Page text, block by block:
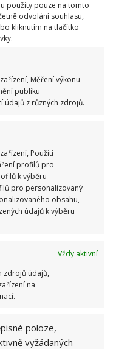
použity pouze na tomto
odvolání souhlasu,
kliknutím na tlačítko
Měření výkonu
publiku
z různých zdrojů.
Použití
profilů pro
k výběru
pro personalizovaný
obsahu,
údajů k výběru
Vždy aktivní
zdrojů údajů,
na
poloze,
vyžádaných
nože tvoří, tím
nožů se
tím, že budete nože
horkou vodou.